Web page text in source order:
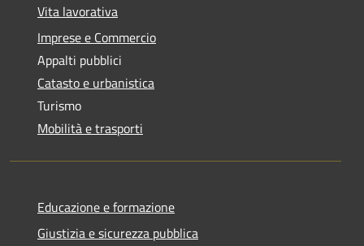
Vita lavorativa
Imprese e Commercio
Appalti pubblici
Catasto e urbanistica
Turismo
Mobilità e trasporti
Educazione e formazione
Giustizia e sicurezza pubblica